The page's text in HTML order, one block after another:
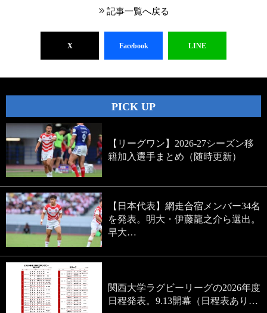
記事一覧へ戻る
X Facebook LINE
PICK UP
【リーグワン】2026-27シーズン移
籍加入選手まとめ（随時更新）
【日本代表】網走合宿メンバー34名
を発表。明大・伊藤龍之介ら選出。
早大…
関西大学ラグビーリーグの2026年度
日程発表。9.13開幕（日程表あり…